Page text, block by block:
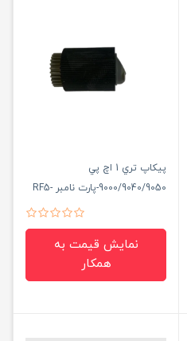
پيكاپ تري 1 اچ پي
9000/9040/9050-پارت نامبر RF5-
نمایش قیمت به
همکار